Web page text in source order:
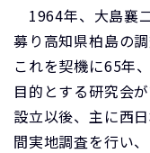
1964年、大島襄
募り高知県柏島の調
これを契機に65年
目的とする研究会が
設立以後、主に西
間実地調査を行い